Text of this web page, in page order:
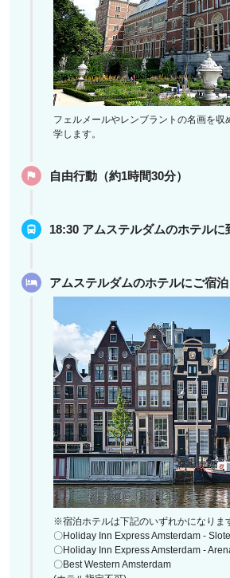
フェルメールやレンブラントの名画を収
学します。
自由行動（約1時間30分）
18:30 アムステルダムのホテルに
アムステルダムのホテルにご宿泊
※宿泊ホテルは下記のいずれかになりま
〇Holiday Inn Express Amsterdam -
〇Holiday Inn Express Amsterdam -
〇Best Western Amsterdam